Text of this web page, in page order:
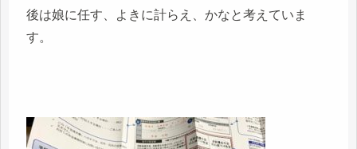
後は娘に任す、よきに計らえ、かなと考えていま
す。